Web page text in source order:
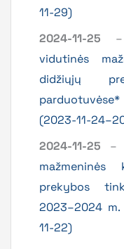
11-29)
2024-11-25
vidutinės
didžiųjų
(2023-11-
2024-11-25 –
prekybos
2023–2024 m.
11-22)